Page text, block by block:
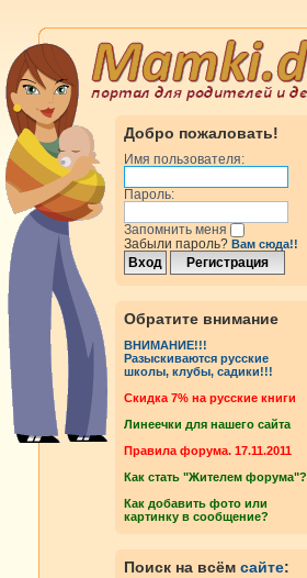
Добро пожаловать!
Имя пользователя:
Пароль:
Запомнить меня
Забыли пароль? Вам сюда!!
Обратите внимание
ВНИМАНИЕ!!!
Разыскиваются русские
школы, клубы, садики!!!
Cкидка 7% на русские книги
Линеечки для нашего сайта
Правила форума. 17.11.2011
Как стать "Жителем форума"?
Как добавить фото или
картинку в сообщение?
Поиск на всём сайте: